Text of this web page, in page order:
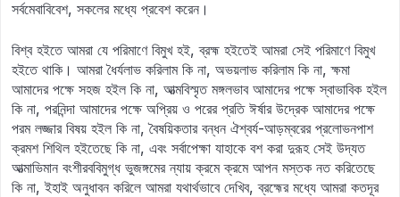
সর্বমেবাবিবেশ, সকলের মধ্যে প্রবেশ করেন।
বিশ্ব হইতে আমরা যে পরিমাণে বিমুখ হই, ব্রহ্ম হইতেই আমরা সেই পরিমাণে বিমুখ
হইতে থাকি। আমরা ধৈর্যলাভ করিলাম কি না, অভয়লাভ করিলাম কি না, ক্ষমা
আমাদের পক্ষে সহজ হইল কি না, আত্মবিস্মৃত মঙ্গলভাব আমাদের পক্ষে স্বাভাবিক হইল
কি না, পরনিন্দা আমাদের পক্ষে অপ্রিয় ও পরের প্রতি ঈর্ষার উদ্রেক আমাদের পক্ষে
পরম লজ্জার বিষয় হইল কি না, বৈষয়িকতার বন্ধন ঐশ্বর্য-আড়ম্বরের প্রলোভনপাশ
ক্রমশ শিথিল হইতেছে কি না, এবং সর্বাপেক্ষা যাহাকে বশ করা দুরূহ সেই উদ্যত
আত্মাভিমান বংশীরববিমুগ্ধ ভুজঙ্গমের ন্যায় ক্রমে ক্রমে আপন মস্তক নত করিতেছে
কি না, ইহাই অনুধাবন করিলে আমরা যথার্থভাবে দেখিব, ব্রহ্মের মধ্যে আমরা কতদূর